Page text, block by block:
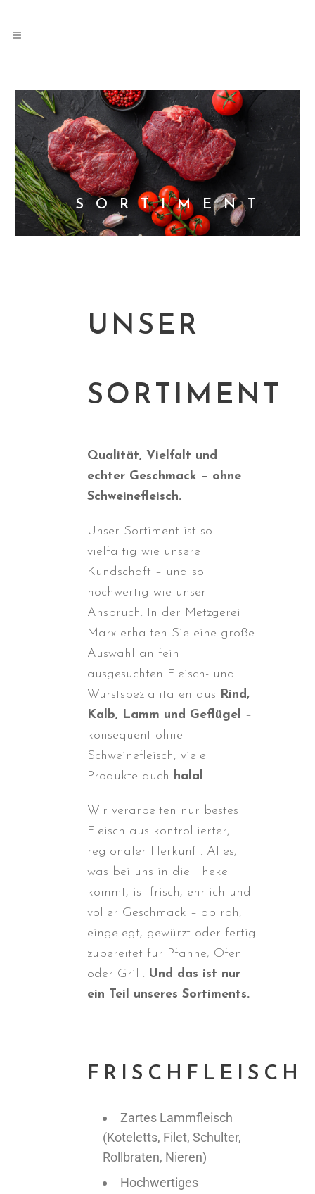
SORTIMENT
UNSER
SORTIMENT
Qualität, Vielfalt und
echter Geschmack – ohne
Schweinefleisch.
Unser Sortiment ist so
vielfältig wie unsere
Kundschaft – und so
hochwertig wie unser
Anspruch. In der Metzgerei
Marx erhalten Sie eine große
Auswahl an fein
ausgesuchten Fleisch- und
Wurstspezialitäten aus Rind,
Kalb, Lamm und Geflügel –
konsequent ohne
Schweinefleisch, viele
Produkte auch halal.
Wir verarbeiten nur bestes
Fleisch aus kontrollierter,
regionaler Herkunft. Alles,
was bei uns in die Theke
kommt, ist frisch, ehrlich und
voller Geschmack – ob roh,
eingelegt, gewürzt oder fertig
zubereitet für Pfanne, Ofen
oder Grill. Und das ist nur
ein Teil unseres Sortiments.
FRISCHFLEISCH
Zartes Lammfleisch
(Koteletts, Filet, Schulter,
Rollbraten, Nieren)
Hochwertiges